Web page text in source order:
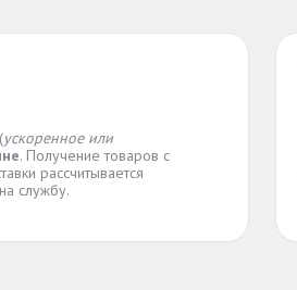
(ускоренное или
. Получение товаров с
рассчитывается
на службу.